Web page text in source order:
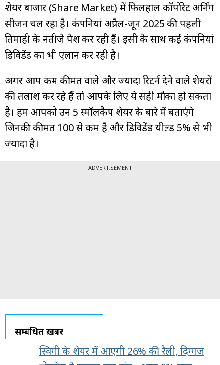
शेयर बाजार (Share Market) में फिलहाल कॉर्पोरेट अर्निंग
सीजन चल रहा है। कंपनियां अप्रैल-जून 2025 की पहली
तिमाही के नतीजे पेश कर रही हैं। इसी के साथ कई कंपनियां
डिविडेंड का भी एलान कर रही है।
अगर आप कम कीमत वाले और ज्यादा रिटर्न देने वाले शेयरों
की तलाश कर रहे हैं तो आपके लिए ये सही मौका हो सकता
है। हम आपको उन 5 स्मॉलकैप शेयर के बारे में बताएंगे
जिनकी कीमत ₹100 से कम है और डिविडेंड यील्ड 5% से भी
ज्यादा है।
ADVERTISEMENT
सम्बंधित ख़बरें
स्विगी के शेयर में आएगी 26% की रैली, दिग्गज